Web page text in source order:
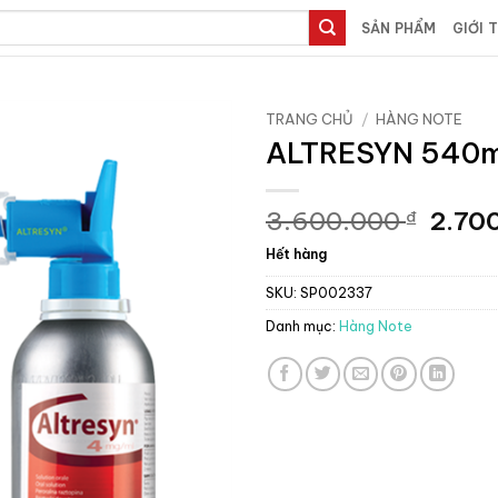
SẢN PHẨM GIỚI
TRANG CHỦ / HÀNG NOTE
ALTRESYN
3.600.000₫ Giá
là:
Hết hàng
SKU: SP002337
Danh mục: Hàng Note